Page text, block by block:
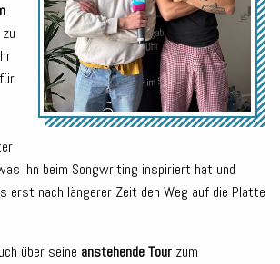
zu
ihn beim Songwriting inspiriert hat und
erst nach längerer Zeit den Weg auf die Platte
über seine anstehende Tour zum